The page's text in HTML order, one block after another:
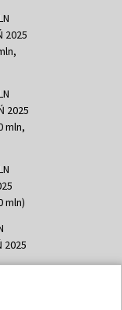
2025
2025
mln,
mln)
2025